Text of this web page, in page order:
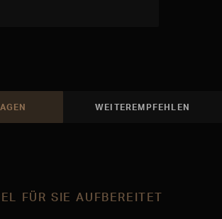
WEITEREMPFEHLEN
FÜR SIE AUFBEREITET